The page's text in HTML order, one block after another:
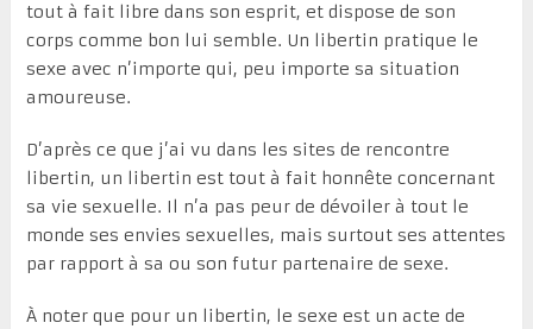
tout à fait libre dans son esprit, et dispose de son
corps comme bon lui semble. Un libertin pratique le
sexe avec n’importe qui, peu importe sa situation
amoureuse.
D’après ce que j’ai vu dans les sites de rencontre
libertin, un libertin est tout à fait honnête concernant
sa vie sexuelle. Il n’a pas peur de dévoiler à tout le
monde ses envies sexuelles, mais surtout ses attentes
par rapport à sa ou son futur partenaire de sexe.
À noter que pour un libertin, le sexe est un acte de